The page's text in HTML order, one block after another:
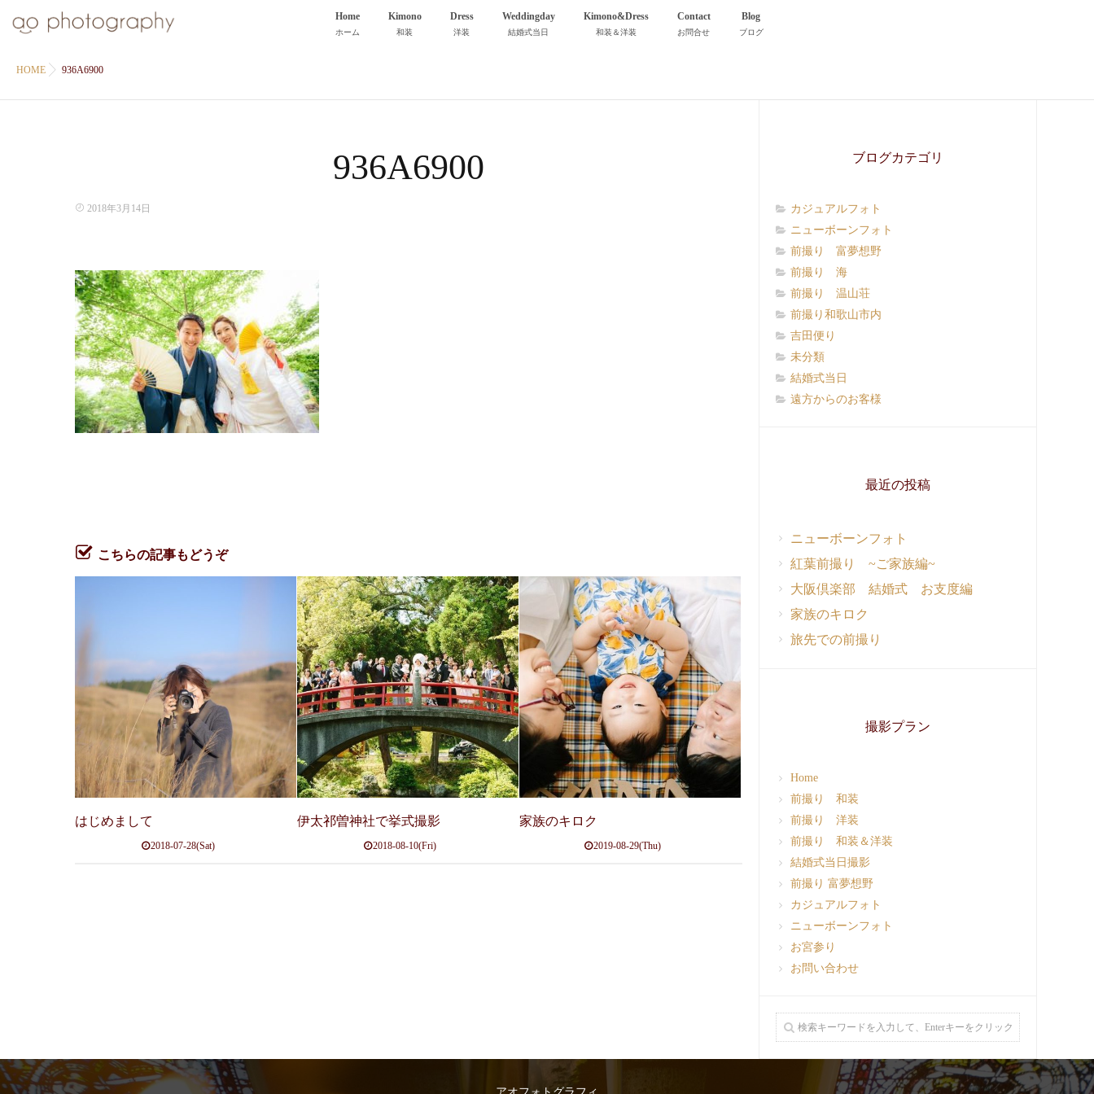
Home
ホーム
Kimono
和装
Dress
洋装
Weddingday
結婚式当日
Kimono&Dress
和装＆洋装
Contact
お問合せ
Blog
ブログ
HOME 936A6900
936A6900
2018年3月14日
こちらの記事もどうぞ
はじめまして
2018-07-28(Sat)
伊太祁曽神社で挙式撮影
2018-08-10(Fri)
家族のキロク
2019-08-29(Thu)
ブログカテゴリ
カジュアルフォト
ニューボーンフォト
前撮り 富夢想野
前撮り 海
前撮り 温山荘
前撮り和歌山市内
吉田便り
未分類
結婚式当日
遠方からのお客様
最近の投稿
ニューボーンフォト
紅葉前撮り ~ご家族編~
大阪倶楽部 結婚式 お支度編
家族のキロク
旅先での前撮り
撮影プラン
Home
前撮り 和装
前撮り 洋装
前撮り 和装＆洋装
結婚式当日撮影
前撮り 富夢想野
カジュアルフォト
ニューボーンフォト
お宮参り
お問い合わせ